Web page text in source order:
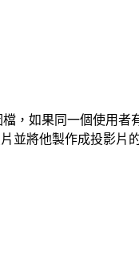
，如果同一個使用
並將他製作成投影片